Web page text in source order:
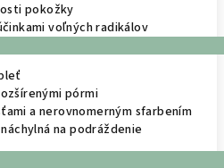
pokožky
voľných radikálov
pórmi
a nerovnomerným sfarbením
na podráždenie